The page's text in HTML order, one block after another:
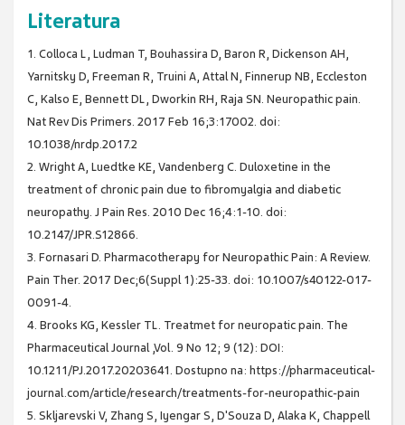
Literatura
1. Colloca L, Ludman T, Bouhassira D, Baron R, Dickenson AH,
Yarnitsky D, Freeman R, Truini A, Attal N, Finnerup NB, Eccleston
C, Kalso E, Bennett DL, Dworkin RH, Raja SN. Neuropathic pain.
Nat Rev Dis Primers. 2017 Feb 16;3:17002. doi:
10.1038/nrdp.2017.2
2. Wright A, Luedtke KE, Vandenberg C. Duloxetine in the
treatment of chronic pain due to fibromyalgia and diabetic
neuropathy. J Pain Res. 2010 Dec 16;4:1-10. doi:
10.2147/JPR.S12866.
3. Fornasari D. Pharmacotherapy for Neuropathic Pain: A Review.
Pain Ther. 2017 Dec;6(Suppl 1):25-33. doi: 10.1007/s40122-017-
0091-4.
4. Brooks KG, Kessler TL. Treatmet for neuropatic pain. The
Pharmaceutical Journal ,Vol. 9 No 12; 9 (12): DOI:
10.1211/PJ.2017.20203641. Dostupno na: https://pharmaceutical-
journal.com/article/research/treatments-for-neuropathic-pain
5. Skljarevski V, Zhang S, Iyengar S, D'Souza D, Alaka K, Chappell